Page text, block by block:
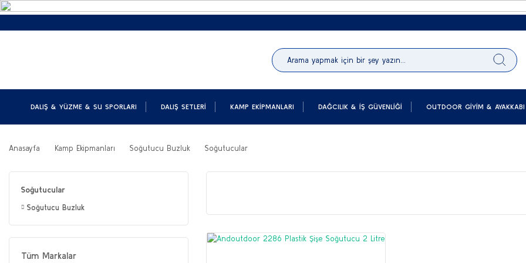
DALIŞ & YÜZME & SU SPORLARI DALIŞ SETLERI KAMP EKIPMANLARI DAĞCILIK & İŞ GÜVENLIĞI OUTDOOR GIYIM & AYAKKABI
Anasayfa Kamp Ekipmanları Soğutucu Buzluk Soğutucular
Soğutucular
Soğutucu Buzluk
Tüm Markalar